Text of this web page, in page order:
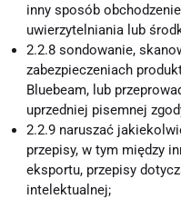
inny sposób
uwierzytelniania lub
2.2.8 sondowanie,
zabezpieczeniach
Bluebeam, lub
uprzedniej pisemnej
2.2.9 naruszać
przepisy, w tym między
eksportu, przepisy
intelektualnej;